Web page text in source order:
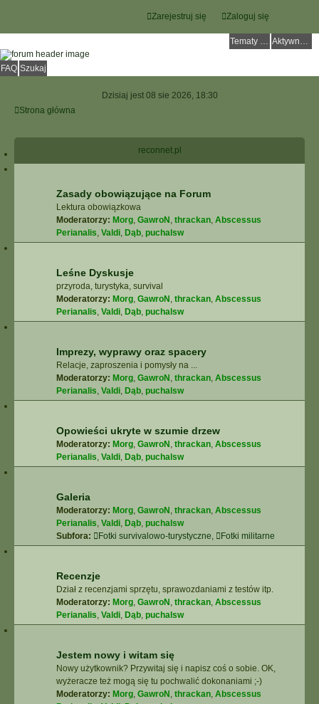
Zaloguj się
Zarejestruj się
Tematy bez odpowiedzi Aktywne tematy
FAQ Szukaj
Dzisiaj jest 08 sie 2026, 18:30
Strona główna
reconnet.pl
Zasady obowiązujące na Forum
Lektura obowiązkowa
Moderatorzy: Morg, GawroN , thrackan, Abscessus
Perianalis, Valdi, Dąb, puchalsw
Leśne Dyskusje
przyroda, turystyka, survival
Moderatorzy: Morg, GawroN , thrackan, Abscessus
Perianalis, Valdi, Dąb, puchalsw
Imprezy, wyprawy oraz spacery
Relacje, zaproszenia i pomysły na ...
Moderatorzy: Morg, GawroN , thrackan, Abscessus
Perianalis, Valdi, Dąb, puchalsw
Opowieści ukryte w szumie drzew
Moderatorzy: Morg, GawroN , thrackan, Abscessus
Perianalis, Valdi, Dąb, puchalsw
Galeria
Moderatorzy: Morg, GawroN , thrackan, Abscessus
Perianalis, Valdi, Dąb, puchalsw
Subfora:
Fotki survivalowo-turystyczne, Fotki militarne
Recenzje
Dział z recenzjami sprzętu, sprawozdaniami z testów itp.
Moderatorzy: Morg, GawroN , thrackan, Abscessus
Perianalis, Valdi, Dąb, puchalsw
Jestem nowy i witam się
Nowy użytkownik? Przywitaj się i napisz coś o sobie. OK,
wyżeracze też mogą się tu pochwalić dokonaniami ;-)
Moderatorzy: Morg, GawroN , thrackan, Abscessus